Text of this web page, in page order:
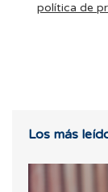
política de
Los más